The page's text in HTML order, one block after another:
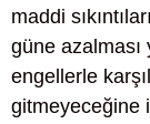
maddi
güne azalması
engellerle
gitmeyeceğine